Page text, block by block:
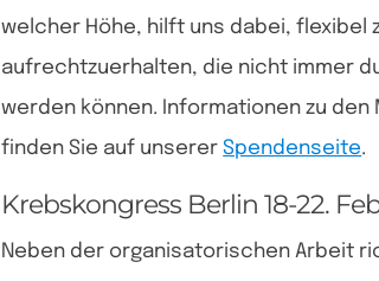
welcher Höhe, hilft uns dabei, flexibel
aufrechtzuerhalten, die nicht immer
werden können. Informationen zu
finden Sie auf unsererSpendenseite.
Krebskongress Berlin 18-22.
Neben der organisatorischen Arbeit